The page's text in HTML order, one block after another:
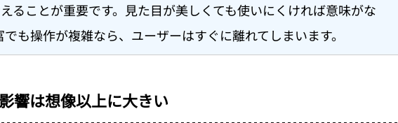
ることが重要です。見た目が美しくても使いにくければ意味がな
も操作が複雑なら、ユーザーはすぐに離れてしまいます。
響は想像以上に大きい